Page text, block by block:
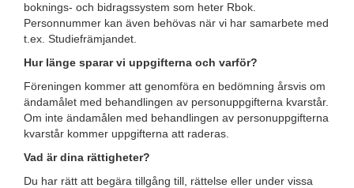
boknings- och bidragssystem som heter Rbok.
Personnummer kan även behövas när vi har samarbete med
t.ex. Studiefrämjandet.
Hur länge sparar vi uppgifterna och varför?
Föreningen kommer att genomföra en bedömning årsvis om
ändamålet med behandlingen av personuppgifterna kvarstår.
Om inte ändamålen med behandlingen av personuppgifterna
kvarstår kommer uppgifterna att raderas.
Vad är dina rättigheter?
Du har rätt att begära tillgång till, rättelse eller under vissa